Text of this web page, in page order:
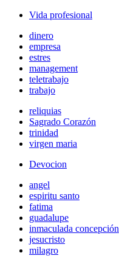
Vida profesional
dinero
empresa
estres
management
teletrabajo
trabajo
reliquias
Sagrado Corazón
trinidad
virgen maria
Devocion
angel
espiritu santo
fatima
guadalupe
inmaculada concepción
jesucristo
milagro